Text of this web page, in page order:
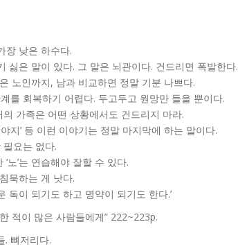
장 낮은 하수다.
싫은 말이 있다. 그 말은 뇌관이다. 건드리면 폭발한다.
노인까지, 남과 비교하면 정말 기분 나쁘다.
를 회복하기 어렵다. 두고두고 원망만 들을 뿐이다.
가족은 어떤 상황에서도 건드리지 마라.
지’ 등 이런 이야기는 정말 마지막에 하는 말이다.
요는 없다.
노’는 연습해야 잘할 수 있다.
묵하는 게 낫다.
독이 되기도 하고 명약이 되기도 한다.’
적이 많은 사람들에게” 222~223p.
. 뼈저리다.